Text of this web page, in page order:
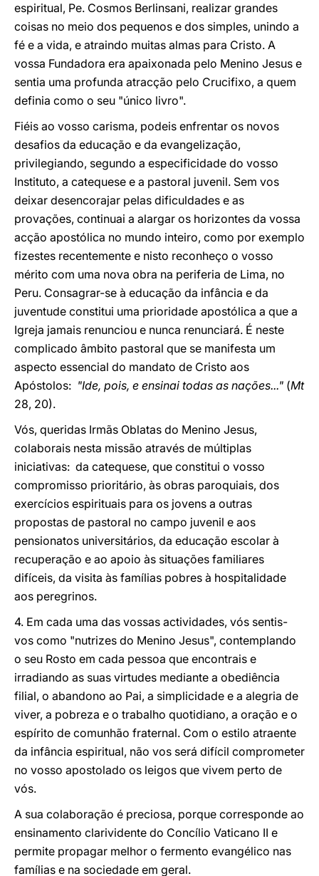
espiritual, Pe. Cosmos Berlinsani, realizar grandes
coisas no meio dos pequenos e dos simples, unindo a
fé e a vida, e atraindo muitas almas para Cristo. A
vossa Fundadora era apaixonada pelo Menino Jesus e
sentia uma profunda atracção pelo Crucifixo, a quem
definia como o seu "único livro".
Fiéis ao vosso carisma, podeis enfrentar os novos
desafios da educação e da evangelização,
privilegiando, segundo a especificidade do vosso
Instituto, a catequese e a pastoral juvenil. Sem vos
deixar desencorajar pelas dificuldades e as
provações, continuai a alargar os horizontes da vossa
acção apostólica no mundo inteiro, como por exemplo
fizestes recentemente e nisto reconheço o vosso
mérito com uma nova obra na periferia de Lima, no
Peru. Consagrar-se à educação da infância e da
juventude constitui uma prioridade apostólica a que a
Igreja jamais renunciou e nunca renunciará. É neste
complicado âmbito pastoral que se manifesta um
aspecto essencial do mandato de Cristo aos
Apóstolos: "Ide, pois, e ensinai todas as nações..." (Mt
28, 20).
Vós, queridas Irmãs Oblatas do Menino Jesus,
colaborais nesta missão através de múltiplas
iniciativas: da catequese, que constitui o vosso
compromisso prioritário, às obras paroquiais, dos
exercícios espirituais para os jovens a outras
propostas de pastoral no campo juvenil e aos
pensionatos universitários, da educação escolar à
recuperação e ao apoio às situações familiares
difíceis, da visita às famílias pobres à hospitalidade
aos peregrinos.
4. Em cada uma das vossas actividades, vós sentis-
vos como "nutrizes do Menino Jesus", contemplando
o seu Rosto em cada pessoa que encontrais e
irradiando as suas virtudes mediante a obediência
filial, o abandono ao Pai, a simplicidade e a alegria de
viver, a pobreza e o trabalho quotidiano, a oração e o
espírito de comunhão fraternal. Com o estilo atraente
da infância espiritual, não vos será difícil comprometer
no vosso apostolado os leigos que vivem perto de
vós.
A sua colaboração é preciosa, porque corresponde ao
ensinamento clarividente do Concílio Vaticano II e
permite propagar melhor o fermento evangélico nas
famílias e na sociedade em geral.